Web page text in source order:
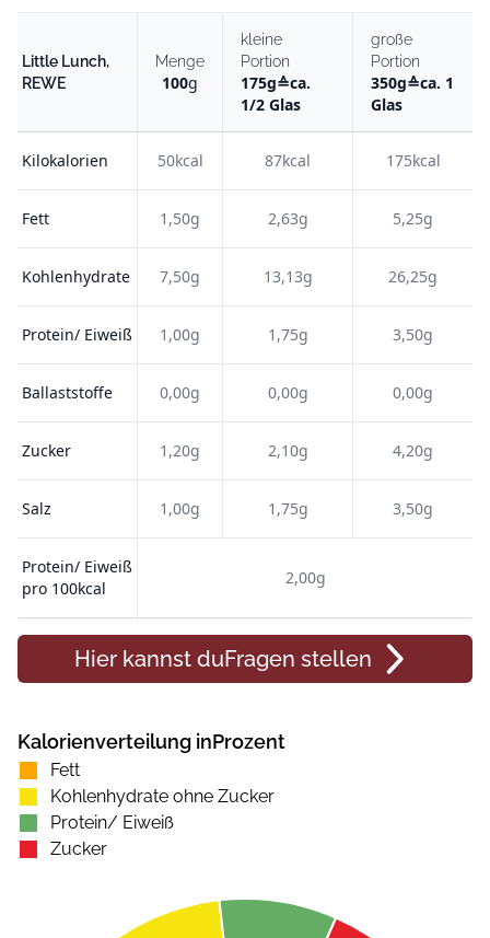
Little Lunch,
REWE
Menge
100g
kleine
Portion
175g≙ca.
1/2 Glas
große
Portion
350g≙ca. 1
Glas
Kilokalorien 50kcal 87kcal 175kcal
Fett 1,50g 2,63g 5,25g
Kohlenhydrate 7,50g 13,13g 26,25g
Protein/ Eiweiß 1,00g 1,75g 3,50g
Ballaststoffe 0,00g 0,00g 0,00g
Zucker 1,20g 2,10g 4,20g
Salz 1,00g 1,75g 3,50g
Protein/ Eiweiß
pro 100kcal
2,00g
Hier kannst duFragen stellen
Kalorienverteilung inProzent
Fett
Kohlenhydrate ohne Zucker
Protein/ Eiweiß
Zucker